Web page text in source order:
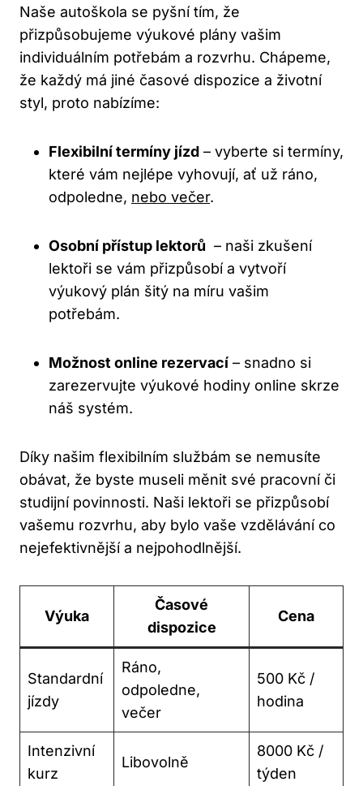
Naše autoškola se pyšní tím, že
přizpůsobujeme výukové plány vašim
individuálním potřebám a rozvrhu. Chápeme,
že každý má jiné​ časové dispozice ​a životní
styl, proto nabízíme:
Flexibilní⁤ termíny jízd – vyberte si termíny,
které vám nejlépe vyhovují, ať už ráno,‌
odpoledne, ​ nebo večer.
Osobní přístup ⁢lektorů ⁤ – naši zkušení
lektoři‍ se vám​ přizpůsobí a vytvoří
výukový plán⁣ šitý ‌na míru vašim
potřebám.
Možnost online rezervací – snadno si
zarezervujte výukové ‌hodiny online skrze​
náš systém.
Díky⁣ našim flexibilním službám se nemusíte
obávat, že byste museli měnit své⁤ pracovní či
studijní povinnosti. Naši ‍lektoři se přizpůsobí
vašemu rozvrhu, aby bylo vaše vzdělávání co
⁣nejefektivnější a nejpohodlnější.
Výuka
Časové
dispozice
Cena
Standardní
jízdy
Ráno,
odpoledne,
večer
500 Kč /
hodina
Intenzivní
kurz
Libovolně
8000 Kč /
týden